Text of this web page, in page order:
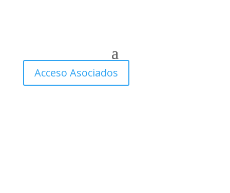
Acceso Asociados